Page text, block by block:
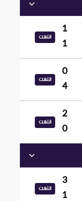
1
1
انتهت
0
4
انتهت
2
0
انتهت
3
1
انتهت